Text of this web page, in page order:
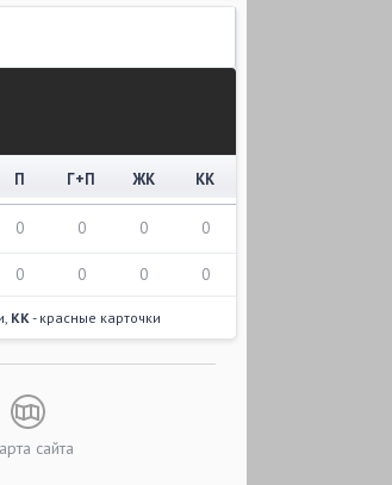
П Г+П ЖК КК
0 0 0 0
0 0 0 0
КК- красные карточки
сайта